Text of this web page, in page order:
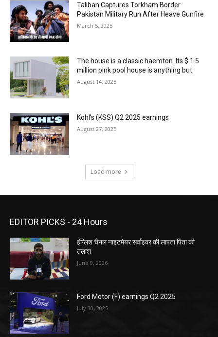
Taliban Captures Torkham Border
Pakistan Military Run After Heave Gunfire
March 5, 2025
The house is a classic haemton. Its $ 1.5
million pink pool house is anything but.
August 14, 2025
Kohl’s (KSS) Q2 2025 earnings
August 27, 2025
Load more
EDITOR PICKS - 24 Hours
इंग्लिश चैनल नाइटमेयर सर्वाइवर की लापता पिता की
तलाश
June 9, 2026
Ford Motor (F) earnings Q2 2025
July 30, 2025